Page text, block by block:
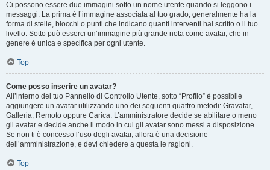
Ci possono essere due immagini sotto un nome utente quando si leggono i
messaggi. La prima è l’immagine associata al tuo grado, generalmente ha la
forma di stelle, blocchi o punti che indicano quanti interventi hai scritto o il tuo
livello. Sotto può esserci un’immagine più grande nota come avatar, che in
genere è unica e specifica per ogni utente.
Top
Come posso inserire un avatar?
All’interno del tuo Pannello di Controllo Utente, sotto “Profilo” è possibile
aggiungere un avatar utilizzando uno dei seguenti quattro metodi: Gravatar,
Galleria, Remoto oppure Carica. L’amministratore decide se abilitare o meno
gli avatar e decide anche il modo in cui gli avatar sono messi a disposizione.
Se non ti è concesso l’uso degli avatar, allora è una decisione
dell’amministrazione, e devi chiedere a questa le ragioni.
Top